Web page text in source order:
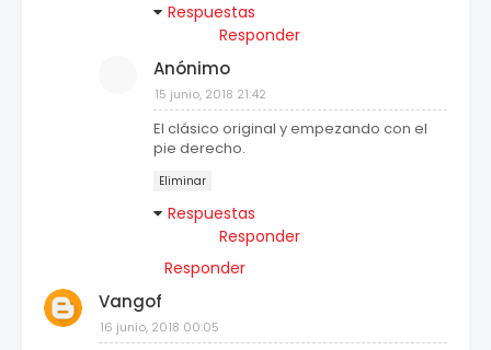
Respuestas
Responder
Anónimo
15 junio, 2018 21:42
El clásico original y empezando con el
pie derecho.
Eliminar
Respuestas
Responder
Responder
Vangof
16 junio, 2018 00:05